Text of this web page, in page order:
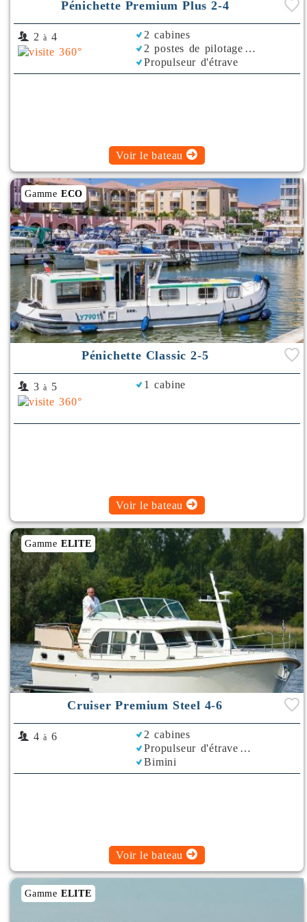
Pénichette Premium Plus 2-4
2 à 4
2 cabines
2 postes de pilotage
Propulseur d'étrave
Voir le bateau
Gamme ECO
Pénichette Classic 2-5
3 à 5 1 cabine
Voir le bateau
Gamme ELITE
Cruiser Premium Steel 4-6
4 à 6
2 cabines
Propulseur d'étrave
Bimini
Voir le bateau
Gamme ELITE